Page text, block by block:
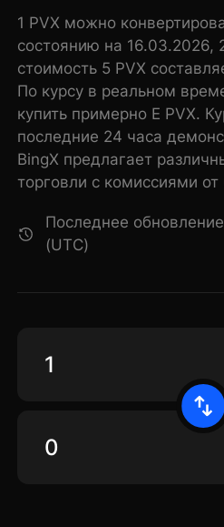
1 PVX можно
состоянию на 16.03.2026,
стоимость 5 PVX
По курсу в реальном
купить примерно E PVX.
последние 24 часа
BingX предлагает
торговли с комиссиями от
Последнее
(UTC)